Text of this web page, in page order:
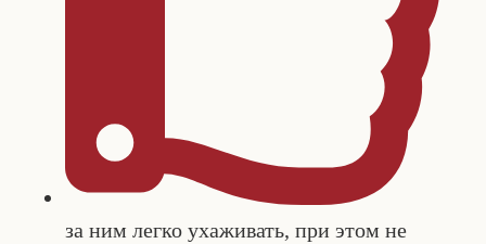
за ним легко ухаживать, при этом не